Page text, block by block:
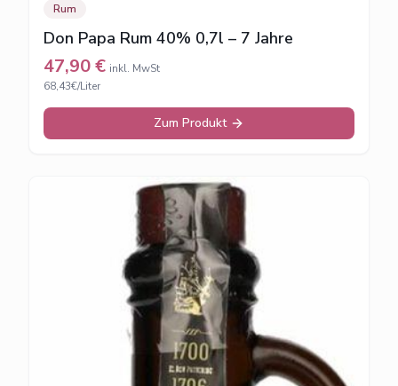
Rum
Don Papa Rum 40% 0,7l – 7 Jahre
47,90€ inkl. MwSt
68,43€/Liter
Zum Produkt